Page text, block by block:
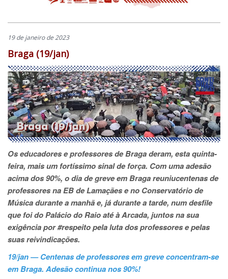
19 de janeiro de 2023
Braga (19/jan)
Os educadores e professores de Braga deram, esta quinta-
feira, mais um fortíssimo sinal de força. Com uma adesão
acima dos 90%, o dia de greve em Braga reuniucentenas de
professores na EB de Lamaçães e no Conservatório de
Música durante a manhã e, já durante a tarde, num desfile
que foi do Palácio do Raio até à Arcada, juntos na sua
exigência por #respeito pela luta dos professores e pelas
suas reivindicações.
19/jan — Centenas de professores em greve concentram-se
em Braga. Adesão continua nos 90%!